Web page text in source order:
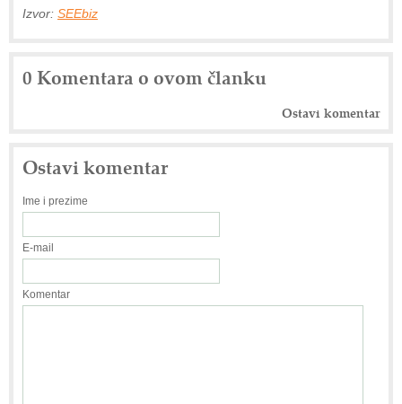
Izvor: SEEbiz
0 Komentara o ovom članku
Ostavi komentar
Ostavi komentar
Ime i prezime
E-mail
Komentar